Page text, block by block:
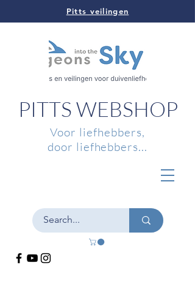
Pitts veilingen
PITTS WEBSHOP
Voor liefhebbers,
door liefhebbers...